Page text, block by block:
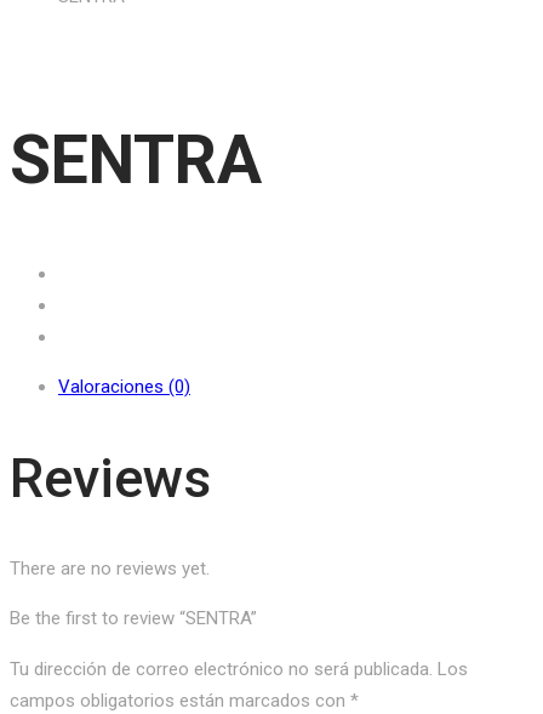
SENTRA
Valoraciones (0)
Reviews
There are no reviews yet.
Be the first to review “SENTRA”
Tu dirección de correo electrónico no será publicada. Los
campos obligatorios están marcados con *